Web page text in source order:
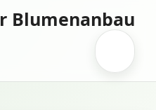
Blumenanbau